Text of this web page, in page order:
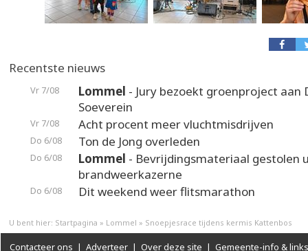
Recentste nieuws
Vr 7/08 Lommel - Jury bezoekt groenproject aan
Soeverein
Vr 7/08 Acht procent meer vluchtmisdrijven
Do 6/08 Ton de Jong overleden
Do 6/08 Lommel - Bevrijdingsmateriaal gestolen
brandweerkazerne
Do 6/08 Dit weekend weer flitsmarathon
U bent hier: Startpagina » Lommel » Snoepjesrace tijdens kermis Kattenbos
Contacteer ons | Adverteer | Over deze site | Gemeente-info & links